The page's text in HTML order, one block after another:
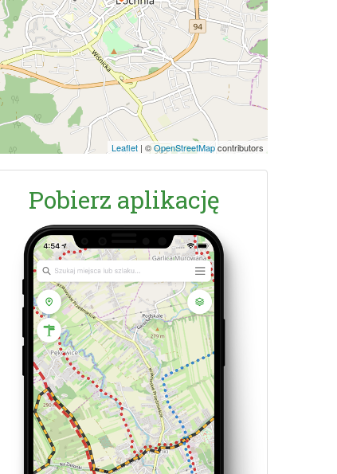
Leaflet | ©OpenStreetMapcontributors
Pobierz aplikację